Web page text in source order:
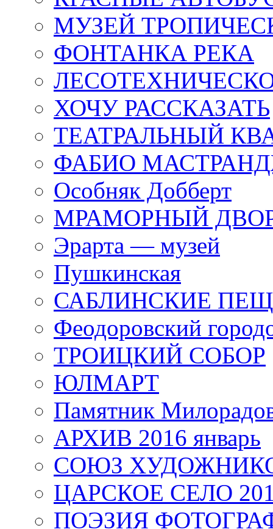
МУЗЕЙ
ФОНТАНКА РЕКА
ХОЧУ РАССКАЗАТЬ
ТЕАТРАЛЬНЫЙ
ФАБИО
Особняк Добберт
МРАМОРНЫЙ
Эрарта — музей
Пушкинская
САБЛИНСКИЕ
Феодоровский
ТРОИЦКИЙ СОБОР
ЮЛМАРТ
Памятник
АРХИВ 2016 январь
СОЮЗ
ЦАРСКОЕ СЕЛО
ПОЭЗИЯ